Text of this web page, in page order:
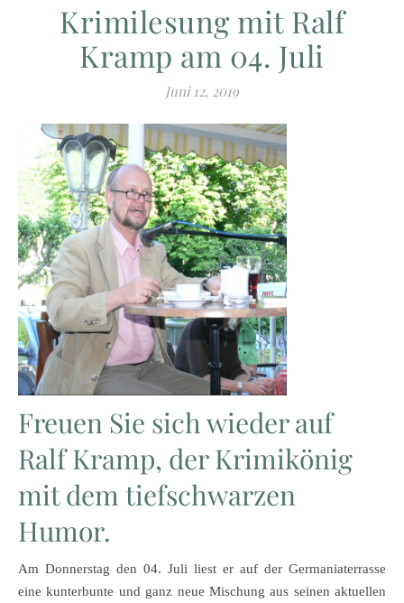
Krimilesung mit Ralf
Kramp am 04. Juli
Juni 12, 2019
Freuen Sie sich wieder auf
Ralf Kramp, der Krimikönig
mit dem tiefschwarzen
Humor.
Am Donnerstag den 04. Juli liest er auf der Germaniaterrasse
eine kunterbunte und ganz neue Mischung aus seinen aktuellen